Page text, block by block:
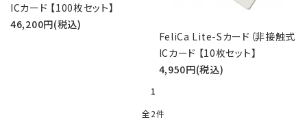
牛革・合皮
ICカード 【100枚セット】
46,200円(税込)
FeliCa Lite-Sカード（非接触式
ICカード 【10枚セット】
4,950円(税込)
1
全2件